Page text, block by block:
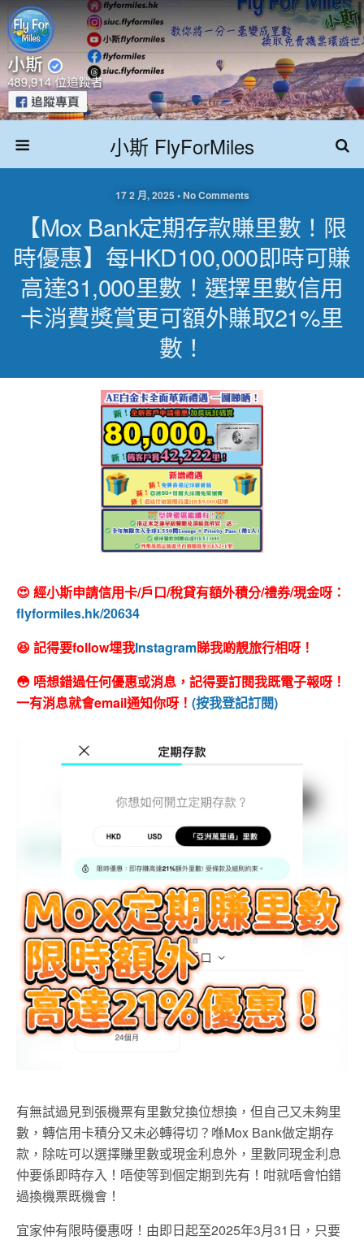
小斯 FlyForMiles
17 2 月, 2025 • No Comments
【Mox Bank定期存款賺里數！限
時優惠】每HKD100,000即時可賺
高達31,000里數！選擇里數信用
卡消費獎賞更可額外賺取21%里
數！
😍 經小斯申請信用卡/戶口/稅貸有額外積分/禮券/現金呀：
flyformiles.hk/20634
😆 記得要follow埋我Instagram睇我啲靚旅行相呀！
😳 唔想錯過任何優惠或消息，記得要訂閱我既電子報呀！
一有消息就會email通知你呀！ (按我登記訂閱)
有無試過見到張機票有里數兌換位想換，但自己又未夠里
數，轉信用卡積分又未必轉得切？喺Mox Bank做定期存
款，除咗可以選擇賺里數或現金利息外，里數同現金利息
仲要係即時存入！唔使等到個定期到先有！咁就唔會怕錯
過換機票既機會！
宜家仲有限時優惠呀！由即日起至2025年3月31日，只要